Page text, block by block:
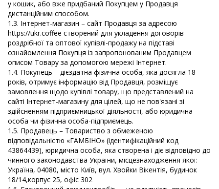
у кошик, або вже придбаний Покупцем у Продавця
дистанційним способом.
1.3. Інтернет-магазин – сайт Продавця за адресою
https://ukr.coffee створений для укладення договорів
роздрібної та оптової купівлі-продажу на підставі
ознайомлення Покупця із запропонованим Продавцем
описом Товару за допомогою мережі Інтернет.
1.4. Покупець – дієздатна фізична особа, яка досягла 18
років, отримує інформацію від Продавця, розміщує
замовлення щодо купівлі товару, що представлений на
сайті Інтернет-магазину для цілей, що не пов'язані зі
здійсненням підприємницької діяльності, або юридична
особа чи фізична особа-підприємець.
1.5. Продавець – Товариство з обмеженою
відповідальністю «ГАМБІНО» (ідентифікаційний код
43864439), юридична особа, яка створена і діє відповідно до
чинного законодавства України, місцезнаходження якої:
Україна, 04080, місто Київ, вул. Хвойки Вікентія, будинок
18/14,корпус 25, офіс 302